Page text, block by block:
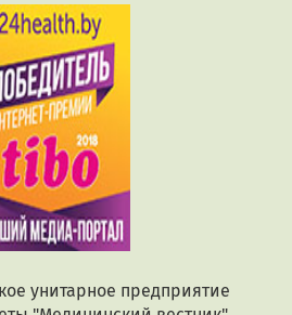
унитарное предприятие